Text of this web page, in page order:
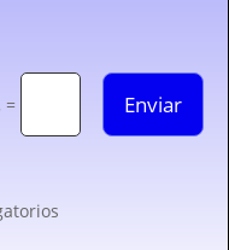
= Enviar